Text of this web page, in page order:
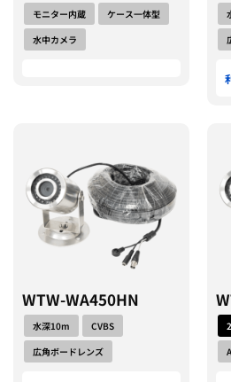
モニター内蔵
ケース一体型
水中カメラ
WTW-WA450HN
水深10m
CVBS
広角ボードレンズ